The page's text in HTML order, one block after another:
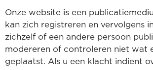
Onze website is een
kan zich registreren en vervolgens
zichzelf of een andere persoon
modereren of controleren niet wat
geplaatst. Als u een klacht indient